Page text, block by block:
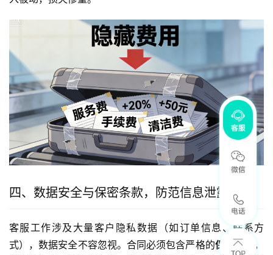
四、数据安全与保密条款，防范信息泄露风险
客服工作涉及大量客户隐私数据（如订单信息、联系方
式），数据安全不容忽视。合同必须包含严格的保密协议
，